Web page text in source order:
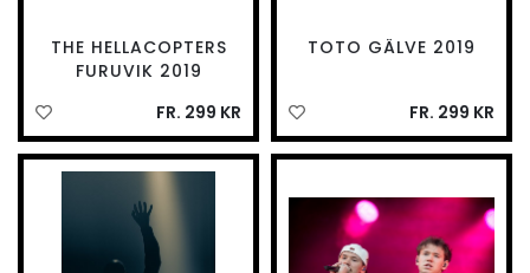
THE HELLACOPTERS
FURUVIK 2019
FR. 299 KR
TOTO GÄLVE 2019
FR. 299 KR